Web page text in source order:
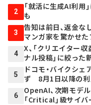
2
「就活に生成AI利
も
3
告知は前日、返金な
マンガ家を驚かせ
4
X、「クリエイター
ナル投稿」に絞った
5
ドコモ・バイクシェ
ず 8月1日以降の利
6
OpenAI、次期モデ
「Critical」級サイ